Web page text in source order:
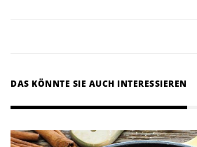
DAS KÖNNTE SIE AUCH INTERESSIEREN